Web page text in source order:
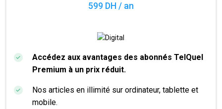
599 DH / an
Accédez aux avantages des abonnés TelQuel
Premium à un prix réduit.
Nos articles en illimité sur ordinateur, tablette et
mobile.